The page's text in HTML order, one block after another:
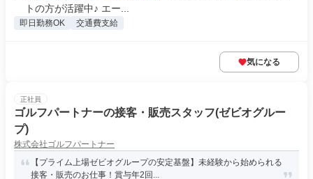
トの方が活躍中♪ エー...
即日勤務OK 交通費支給
気になる
正社員
ゴルフパートナーの接客・販売スタッフ(ゼビオグルー
プ)
株式会社ゴルフパートナー
【プライム上場ゼビオグループの安定基盤】未経験から始められる
接客・販売のお仕事！賞与年2回...